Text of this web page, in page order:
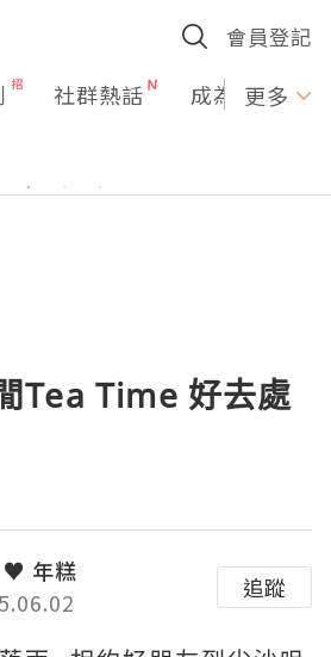
會員登記
社群熱話 成為U更多
Tea Time 好去處
♥ 年糕
追蹤